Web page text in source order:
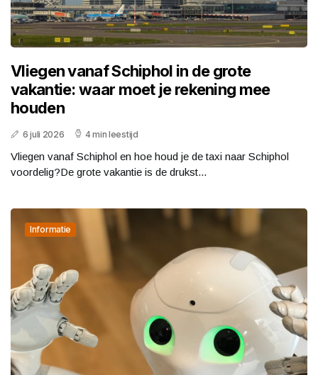
Vliegen vanaf Schiphol in de grote
vakantie: waar moet je rekening mee
houden
6 juli 2026 4 min leestijd
Vliegen vanaf Schiphol en hoe houd je de taxi naar Schiphol
voordelig?De grote vakantie is de drukst...
Informatie